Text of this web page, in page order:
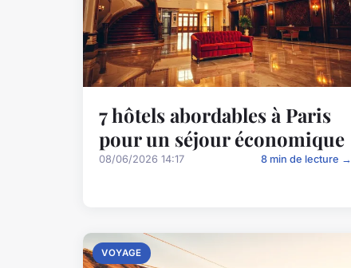
7 hôtels abordables à Paris
pour un séjour économique
08/06/2026 14:17 8 min de lecture →
VOYAGE